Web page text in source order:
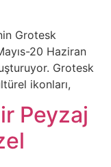
Grotesk
20 Haziran
Grotesk
ikonları,
Peyzaj